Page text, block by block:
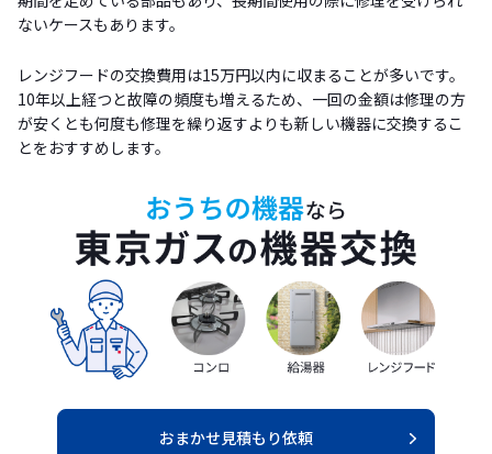
ないケースもあります。
レンジフードの交換費用は15万円以内に収まることが多いです。
10年以上経つと故障の頻度も増えるため、一回の金額は修理の方
が安くとも何度も修理を繰り返すよりも新しい機器に交換するこ
とをおすすめします。
おまかせ見積もり依頼